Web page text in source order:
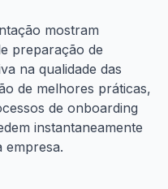
mostram
preparação de
na qualidade das
de melhores práticas,
de onboarding
instantaneamente
empresa.